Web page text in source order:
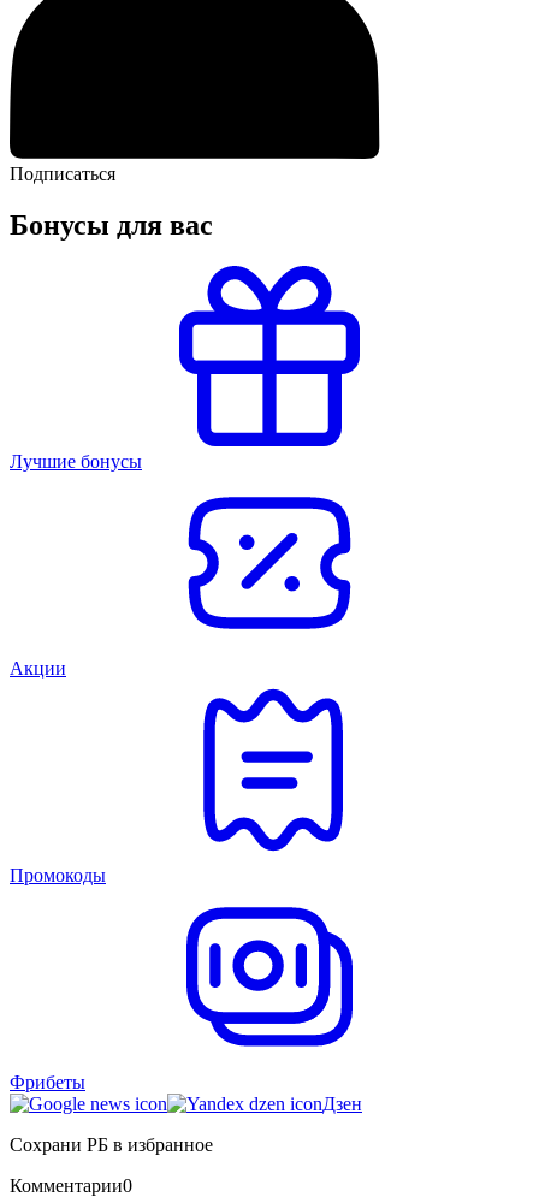
Подписаться
Бонусы для вас
Лучшие бонусы
Акции
Промокоды
Фрибеты
Дзен
Сохрани РБ в избранное
Комментарии0